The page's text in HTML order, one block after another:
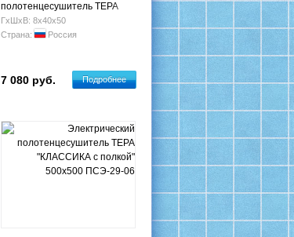
полотенцесушитель ТЕРА
"КЛАССИКА" 400х500
ПСЭ-08-02
ГхШхВ: 8х40х50
Страна:
Россия
7 080 руб. Подробнее